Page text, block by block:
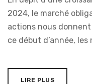
2024, le marché
actions nous donnent
ce début d’année, les
LIRE PLUS